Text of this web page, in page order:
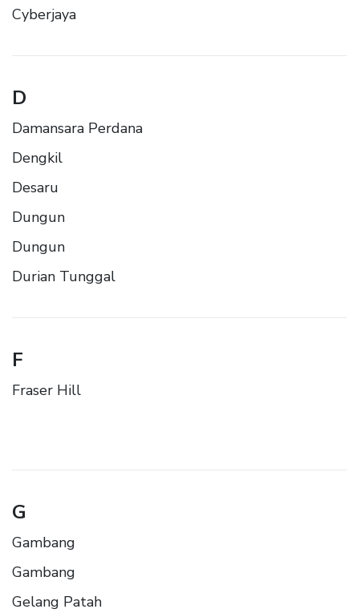
Cyberjaya
D
Damansara Perdana
Dengkil
Desaru
Dungun
Dungun
Durian Tunggal
F
Fraser Hill
G
Gambang
Gambang
Gelang Patah